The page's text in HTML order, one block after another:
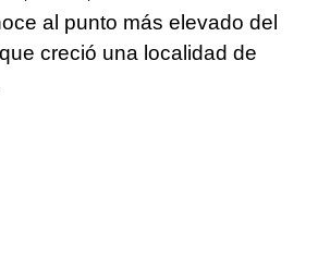
al punto más elevado del
creció una localidad de